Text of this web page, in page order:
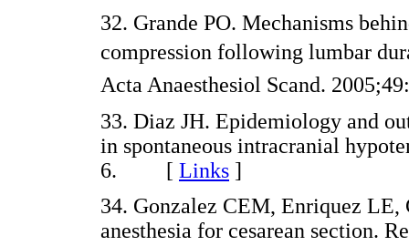
32. Grande PO. Mechanisms
compression following lumbar
Acta Anaesthesiol Scand.
33. Diaz JH. Epidemiology and
in spontaneous intracranial
6. [ Links ]
34. Gonzalez CEM, Enriquez
anesthesia for cesarean section.